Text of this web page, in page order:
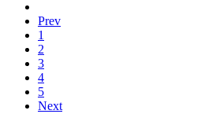
Prev
1
2
3
4
5
Next